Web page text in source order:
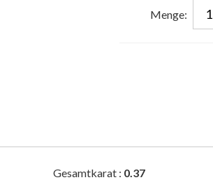
Menge:
Gesamtkarat : 0.37